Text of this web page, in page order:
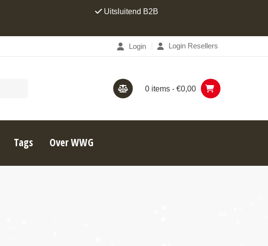
Uitsluitend B2B
Login Login Resellers
0 items - €0,00
Tags Over WWG